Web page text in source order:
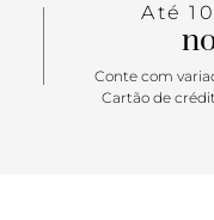
Até
Conte com
Cartão de